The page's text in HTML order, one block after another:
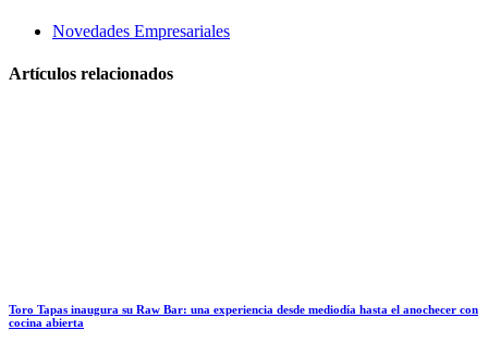
Novedades Empresariales
Artículos relacionados
Toro Tapas inaugura su Raw Bar: una experiencia desde mediodía hasta el anochecer con
cocina abierta